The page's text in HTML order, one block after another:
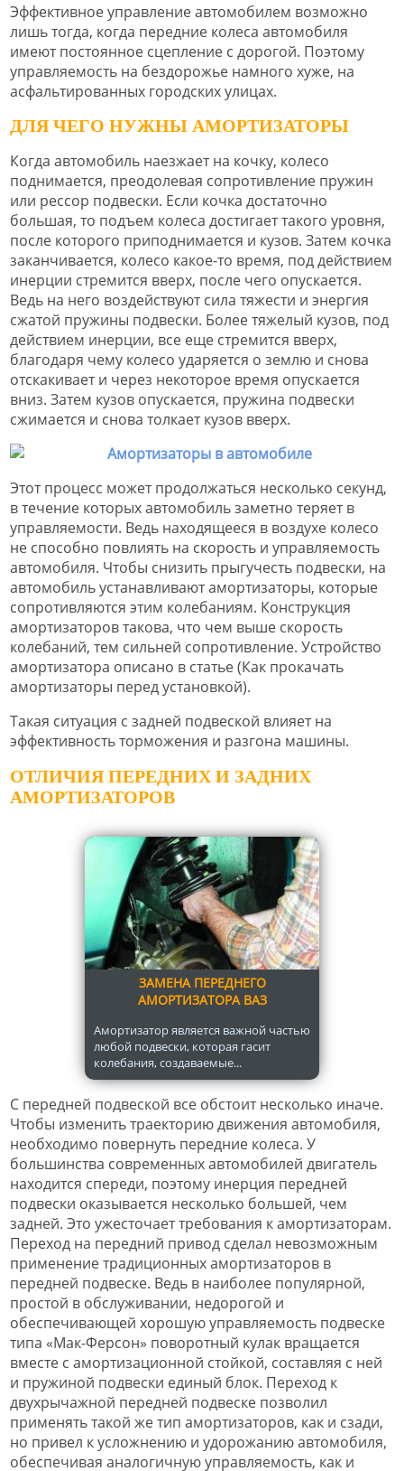
Эффективное управление автомобилем возможно
лишь тогда, когда передние колеса автомобиля
имеют постоянное сцепление с дорогой. Поэтому
управляемость на бездорожье намного хуже, на
асфальтированных городских улицах.
ДЛЯ ЧЕГО НУЖНЫ АМОРТИЗАТОРЫ
Когда автомобиль наезжает на кочку, колесо
поднимается, преодолевая сопротивление пружин
или рессор подвески. Если кочка достаточно
большая, то подъем колеса достигает такого уровня,
после которого приподнимается и кузов. Затем кочка
заканчивается, колесо какое-то время, под действием
инерции стремится вверх, после чего опускается.
Ведь на него воздействуют сила тяжести и энергия
сжатой пружины подвески. Более тяжелый кузов, под
действием инерции, все еще стремится вверх,
благодаря чему колесо ударяется о землю и снова
отскакивает и через некоторое время опускается
вниз. Затем кузов опускается, пружина подвески
сжимается и снова толкает кузов вверх.
Этот процесс может продолжаться несколько секунд,
в течение которых автомобиль заметно теряет в
управляемости. Ведь находящееся в воздухе колесо
не способно повлиять на скорость и управляемость
автомобиля. Чтобы снизить прыгучесть подвески, на
автомобиль устанавливают амортизаторы, которые
сопротивляются этим колебаниям. Конструкция
амортизаторов такова, что чем выше скорость
колебаний, тем сильней сопротивление. Устройство
амортизатора описано в статье (Как прокачать
амортизаторы перед установкой).
Такая ситуация с задней подвеской влияет на
эффективность торможения и разгона машины.
ОТЛИЧИЯ ПЕРЕДНИХ И ЗАДНИХ
АМОРТИЗАТОРОВ
ЗАМЕНА ПЕРЕДНЕГО
АМОРТИЗАТОРА ВАЗ
Амортизатор является важной частью
любой подвески, которая гасит
колебания, создаваемые...
С передней подвеской все обстоит несколько иначе.
Чтобы изменить траекторию движения автомобиля,
необходимо повернуть передние колеса. У
большинства современных автомобилей двигатель
находится спереди, поэтому инерция передней
подвески оказывается несколько большей, чем
задней. Это ужесточает требования к амортизаторам.
Переход на передний привод сделал невозможным
применение традиционных амортизаторов в
передней подвеске. Ведь в наиболее популярной,
простой в обслуживании, недорогой и
обеспечивающей хорошую управляемость подвеске
типа «Мак-Ферсон» поворотный кулак вращается
вместе с амортизационной стойкой, составляя с ней
и пружиной подвески единый блок. Переход к
двухрычажной передней подвеске позволил
применять такой же тип амортизаторов, как и сзади,
но привел к усложнению и удорожанию автомобиля,
обеспечивая аналогичную управляемость, как и